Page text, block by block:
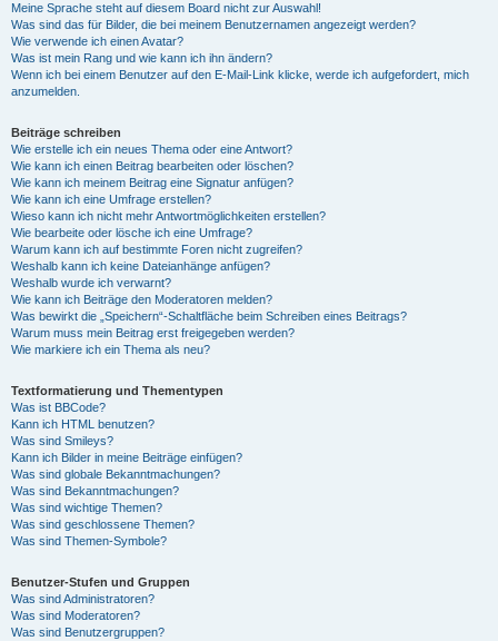
Meine Sprache steht auf diesem Board nicht zur Auswahl!
Was sind das für Bilder, die bei meinem Benutzernamen angezeigt werden?
Wie verwende ich einen Avatar?
Was ist mein Rang und wie kann ich ihn ändern?
Wenn ich bei einem Benutzer auf den E-Mail-Link klicke, werde ich aufgefordert, mich
anzumelden.
Beiträge schreiben
Wie erstelle ich ein neues Thema oder eine Antwort?
Wie kann ich einen Beitrag bearbeiten oder löschen?
Wie kann ich meinem Beitrag eine Signatur anfügen?
Wie kann ich eine Umfrage erstellen?
Wieso kann ich nicht mehr Antwortmöglichkeiten erstellen?
Wie bearbeite oder lösche ich eine Umfrage?
Warum kann ich auf bestimmte Foren nicht zugreifen?
Weshalb kann ich keine Dateianhänge anfügen?
Weshalb wurde ich verwarnt?
Wie kann ich Beiträge den Moderatoren melden?
Was bewirkt die „Speichern“-Schaltfläche beim Schreiben eines Beitrags?
Warum muss mein Beitrag erst freigegeben werden?
Wie markiere ich ein Thema als neu?
Textformatierung und Thementypen
Was ist BBCode?
Kann ich HTML benutzen?
Was sind Smileys?
Kann ich Bilder in meine Beiträge einfügen?
Was sind globale Bekanntmachungen?
Was sind Bekanntmachungen?
Was sind wichtige Themen?
Was sind geschlossene Themen?
Was sind Themen-Symbole?
Benutzer-Stufen und Gruppen
Was sind Administratoren?
Was sind Moderatoren?
Was sind Benutzergruppen?